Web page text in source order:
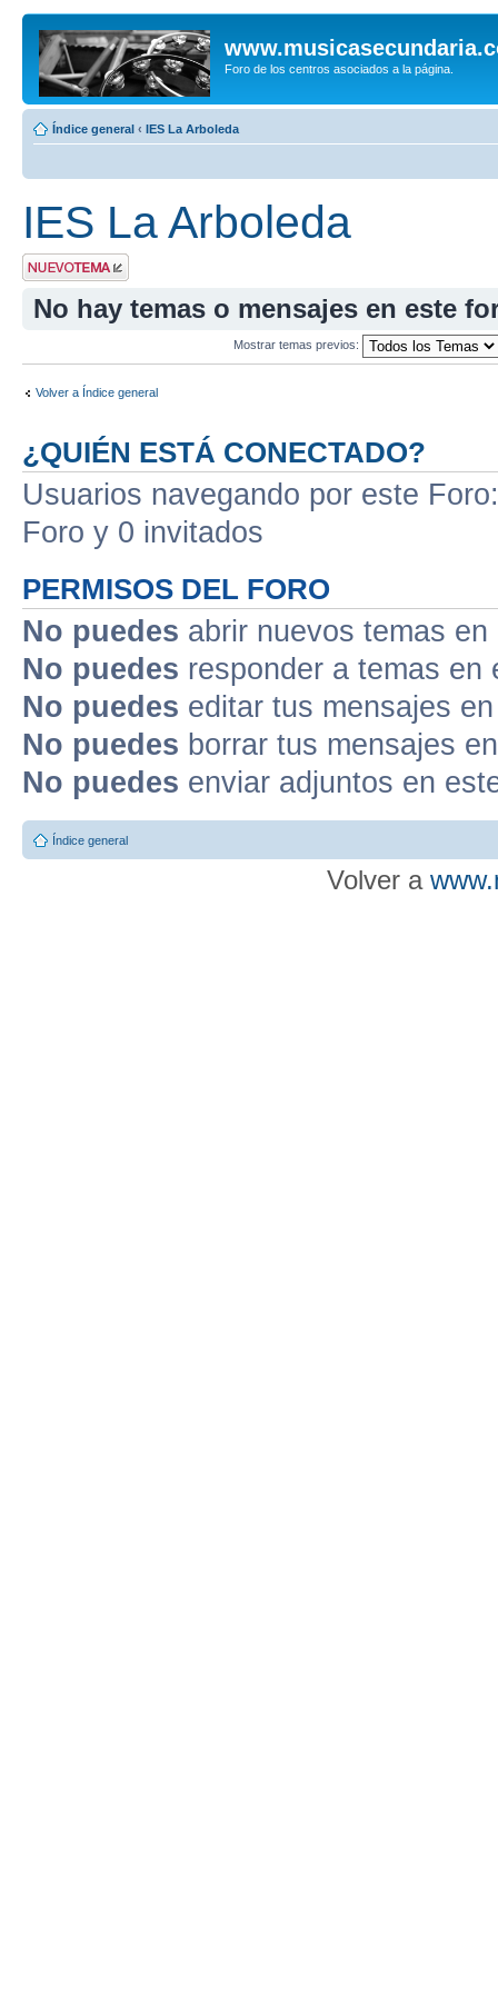
Foro de los centros asociados a la página.
Índice general ‹ IES La Arboleda
IES La Arboleda
Publicar un nuevo
tema
No hay temas o mensajes en este
Mostrar temas previos:
Volver a Índice general
¿QUIÉN ESTÁ CONECTADO?
Usuarios navegando por este
Foro y 0 invitados
PERMISOS DEL FORO
No puedes abrir nuevos temas
No puedes responder a temas en
No puedes editar tus mensajes
No puedes borrar tus mensajes
No puedes enviar adjuntos en
Índice general
Volver a